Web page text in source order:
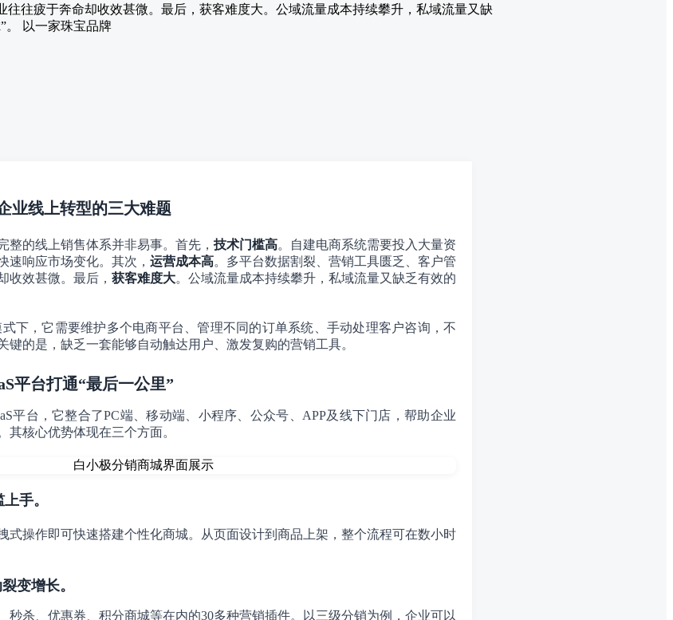
往往疲于奔命却收效甚微。最后，获客难度大。公域流量成本持续攀升，私域流量又缺
。 以一家珠宝品牌
业线上转型的三大难题
整的线上销售体系并非易事。首先， 技术门槛高。自建电商系统需要投入大量资
速响应市场变化。其次， 运营成本高。多平台数据割裂、营销工具匮乏、客户管
收效甚微。最后， 获客难度大。公域流量成本持续攀升，私域流量又缺乏有效的
下，它需要维护多个电商平台、管理不同的订单系统、手动处理客户咨询，不
键的是，缺乏一套能够自动触达用户、激发复购的营销工具。
平台打通“最后一公里”
平台，它整合了PC端、移动端、小程序、公众号、APP及线下门店，帮助企业
其核心优势体现在三个方面。
手。
式操作即可快速搭建个性化商城。从页面设计到商品上架，整个流程可在数小时
变增长。
秒杀、优惠券、积分商城等在内的30多种营销插件。以三级分销为例，企业可以